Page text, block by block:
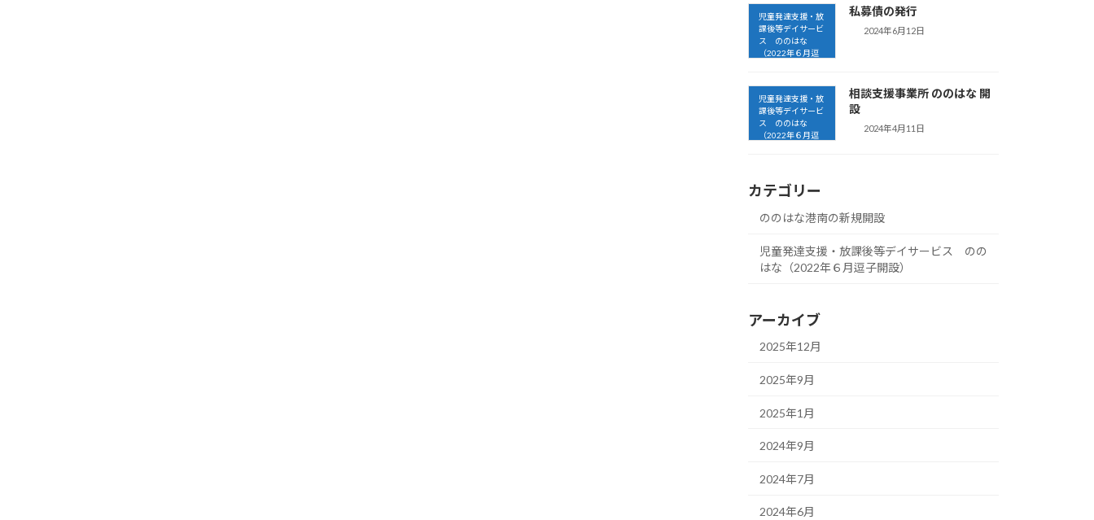
児童発達支援・放
課後等デイサービ
ス ののはな
（2022年６月逗
私募債の発行
2024年6月12日
児童発達支援・放
課後等デイサービ
ス ののはな
（2022年６月逗
相談支援事業所 ののはな 開
設
2024年4月11日
カテゴリー
ののはな港南の新規開設
児童発達支援・放課後等デイサービス のの
はな（2022年６月逗子開設）
アーカイブ
2025年12月
2025年9月
2025年1月
2024年9月
2024年7月
2024年6月